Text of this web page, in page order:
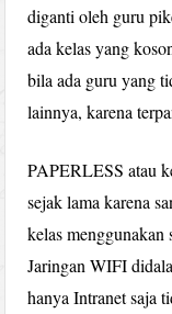
diganti oleh guru
ada kelas yang
bila ada guru yang
lainnya, karena
PAPERLESS atau
sejak lama karena
kelas menggunakan
Jaringan WIFI
hanya Intranet saja